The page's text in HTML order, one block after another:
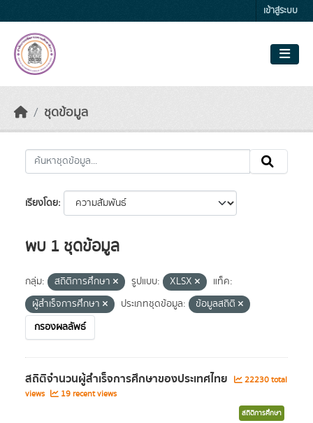
เข้าสู่ระบบ
ชุดข้อมูล
เรียงโดย
พบ 1 ชุดข้อมูล
กลุ่ม: สถิติการศึกษา รูปแบบ: XLSX
แท็ค:
ผู้สำเร็จการศึกษา
ประเภทชุดข้อมูล:
ข้อมูลสถิติ
กรองผลลัพธ์
สถิติจำนวนผู้สำเร็จการศึกษาของประเทศไทย
22230 total
views
19 recent views
สถิติการศึกษา